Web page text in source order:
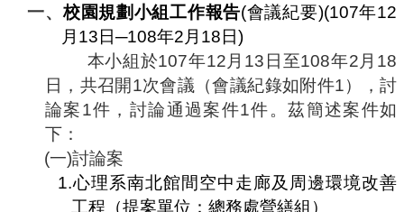
會
一、校園規劃小組工作報告(會議紀要)(107年12
月 13 日─108年2 月 18 日)
本小組於107年12 月 13 日至108年2 月 18
日，共召開1次會議 （會議紀錄如附件1）
，討
論案1件，討論通過案件1件。茲簡述案件如
下：
(一)討論案
1.心理系南北館間空中走廊及周邊環境改善
工程（提案單位：總務處營繕組）